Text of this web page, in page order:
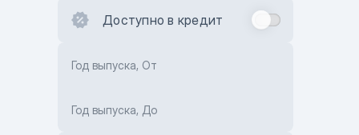
Доступно в кредит
Год выпуска, От
Год выпуска, До